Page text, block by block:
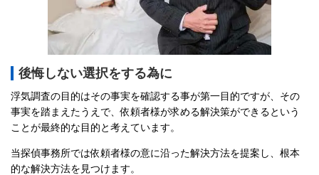
後悔しない選択をする為に
浮気調査の目的はその事実を確認する事が第一目的ですが、その
事実を踏まえたうえで、依頼者様が求める解決策ができるという
ことが最終的な目的と考えています。
当探偵事務所では依頼者様の意に沿った解決方法を提案し、根本
的な解決方法を見つけます。